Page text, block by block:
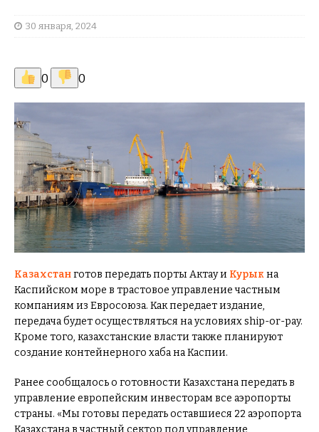
30 января, 2024
0 0
Казахстанготов передать порты Актау и Курыкна
Каспийском море в трастовое управление частным
компаниям из Евросоюза. Как передает издание,
передача будет осуществляться на условиях ship-or-pay.
Кроме того, казахстанские власти также планируют
создание контейнерного хаба на Каспии.
Ранее сообщалось о готовности Казахстана передать в
управление европейским инвесторам все аэропорты
страны. «Мы готовы передать оставшиеся 22 аэропорта
Казахстана в частный сектор под управление